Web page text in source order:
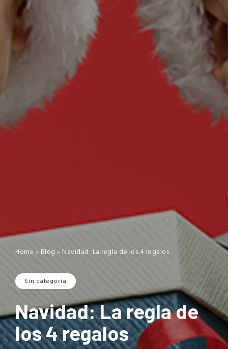
Home »Blog » Navidad: La regla de los 4 regalos
Sin categoría
Navidad: La regla de
los 4 regalos